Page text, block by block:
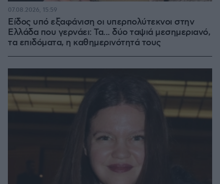
Είδος υπό εξαφάνιση οι υπερπολύτεκνοι στην
Ελλάδα που γερνάει: Τα... δύο ταψιά μεσημεριανό,
τα επιδόματα, η καθημερινότητά τους
07.08.2026, 15:59